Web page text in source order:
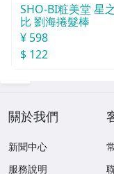
SHO-BI粧美堂 星
比 劉海捲髮棒
¥ 598
$ 122
關於我們
新聞中心
服務說明